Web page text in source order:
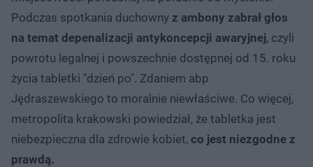
Podczas spotkania duchowny z ambony zabrał głos
na temat depenalizacji antykoncepcji awaryjnej, czyli
powrotu legalnej i powszechnie dostępnej od 15. roku
życia tabletki "dzień po". Zdaniem abp
Jędraszewskiego to moralnie niewłaściwe. Co więcej,
metropolita krakowski powiedział, że tabletka jest
niebezpieczna dla zdrowie kobiet, co jest niezgodne z
prawdą.